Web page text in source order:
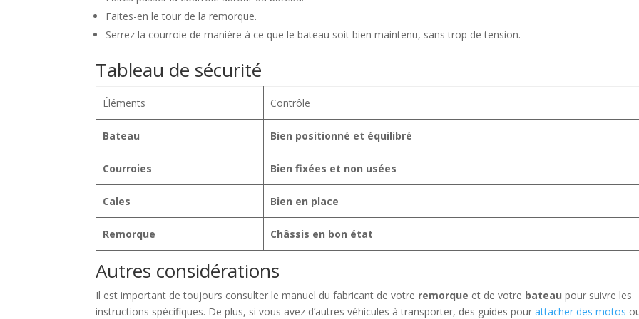
Faites-en le tour de la remorque.
Serrez la courroie de manière à ce que le bateau soit bien maintenu, sans trop de tension.
Tableau de sécurité
Éléments Contrôle
Bateau Bien positionné et équilibré
Courroies Bien fixées et non usées
Cales Bien en place
Remorque Châssis en bon état
Autres considérations
Il est important de toujours consulter le manuel du fabricant de votre remorque et de votre bateau pour suivre les
instructions spécifiques. De plus, si vous avez d’autres véhicules à transporter, des guides pourattacher des motos